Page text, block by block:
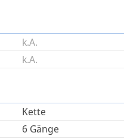
k.A.
k.A.
Kette
6 Gänge